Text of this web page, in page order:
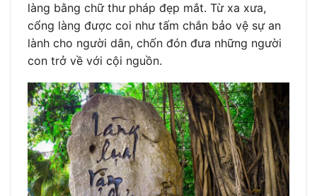
làng bằng chữ thư pháp đẹp mắt. Từ xa xưa,
cổng làng được coi như tấm chắn bảo vệ sự an
lành cho người dân, chốn đón đưa những người
con trở về với cội nguồn.